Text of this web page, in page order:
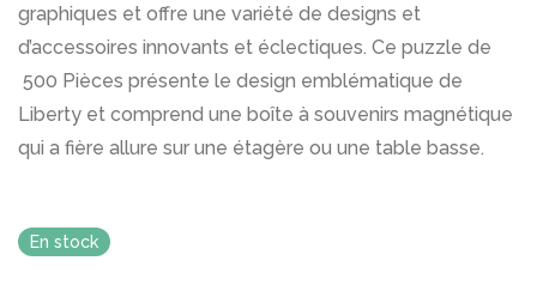
graphiques et offre une variété de designs et
d’accessoires innovants et éclectiques. Ce puzzle de
500 Pièces présente le design emblématique de
Liberty et comprend une boîte à souvenirs magnétique
qui a fière allure sur une étagère ou une table basse.
En stock